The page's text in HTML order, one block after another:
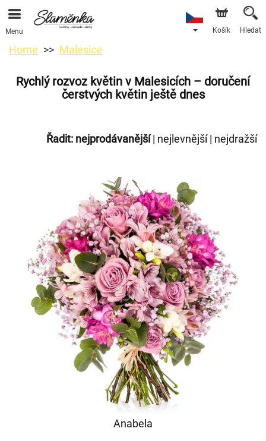
Menu Košík Hledat
Home Malesice
Rychlý rozvoz květin v Malesicích – doručení
čerstvých květin ještě dnes
Řadit: nejprodávanější| nejlevnější| nejdražší
Anabela